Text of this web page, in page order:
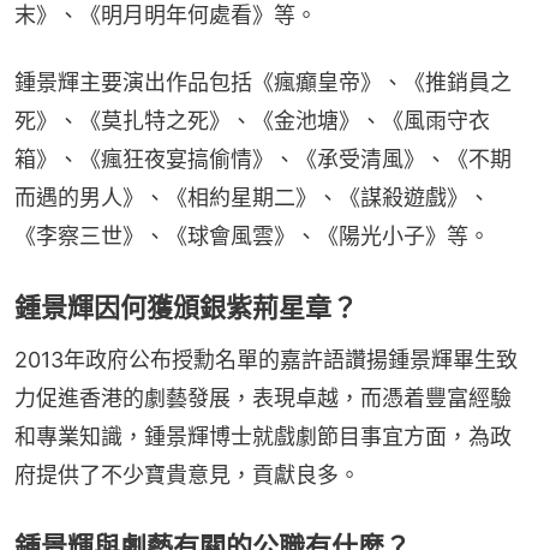
末》、《明月明年何處看》等。
鍾景輝主要演出作品包括《瘋癲皇帝》、《推銷員之
死》、《莫扎特之死》、《金池塘》、《風雨守衣
箱》、《瘋狂夜宴搞偷情》、《承受清風》、《不期
而遇的男人》、《相約星期二》、《謀殺遊戲》、
《李察三世》、《球會風雲》、《陽光小子》等。
鍾景輝因何獲頒銀紫荊星章？
2013年政府公布授勳名單的嘉許語讚揚鍾景輝畢生致
力促進香港的劇藝發展，表現卓越，而憑着豐富經驗
和專業知識，鍾景輝博士就戲劇節目事宜方面，為政
府提供了不少寶貴意見，貢獻良多。